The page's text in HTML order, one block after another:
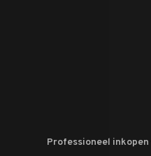
Professioneel inkopen